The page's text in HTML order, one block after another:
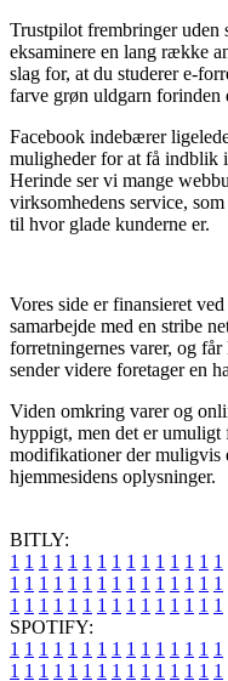
Trustpilot frembringer
eksaminere en lang række
slag for, at du studerer e-
farve grøn uldgarn
Facebook indebærer
muligheder for at få indblik
Herinde ser vi mange
virksomhedens service,
til hvor glade kunderne er.
Vores side er finansieret
samarbejde med en stribe
forretningernes varer, og
sender videre foretager en
Viden omkring varer og
hyppigt, men det er umuligt
modifikationer der muligvis
hjemmesidens oplysninger.
BITLY:
1 1 1 1 1 1 1 1 1 1 1 1 1 1 1
1 1 1 1 1 1 1 1 1 1 1 1 1 1 1
1 1 1 1 1 1 1 1 1 1 1 1 1 1 1
SPOTIFY:
1 1 1 1 1 1 1 1 1 1 1 1 1 1 1
1 1 1 1 1 1 1 1 1 1 1 1 1 1 1